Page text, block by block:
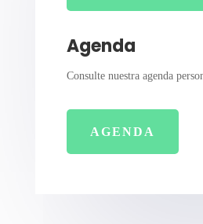
Agenda
Consulte nuestra agenda
AGENDA